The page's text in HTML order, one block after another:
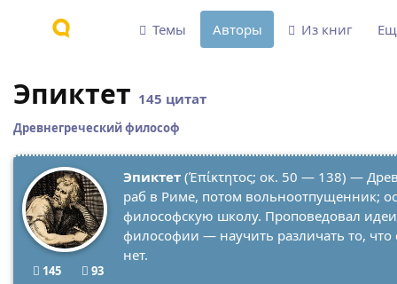
Эпиктет 145 цитат
Древнегреческий философ
145 93
Эпиктет (Έπίκτητος; ок. 50 — 138) —
раб в Риме, потом вольноотпущенник;
философскую школу. Проповедовал
философии — научить различать то, что
нет.
Темы Авторы Из книг